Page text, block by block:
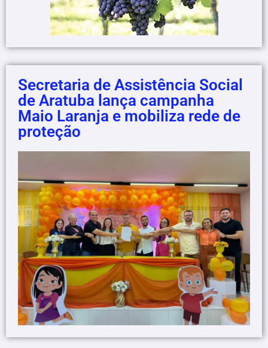
Secretaria de Assistência Social
de Aratuba lança campanha
Maio Laranja e mobiliza rede de
proteção